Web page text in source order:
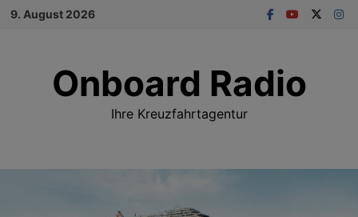
Zum
9. August 2026
Onboard Radio
Ihre Kreuzfahrtagentur